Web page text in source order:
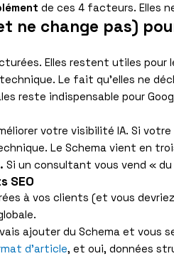
de ces 4 facteurs. Elles
ne change pas)
Elles restent utiles pour
Le fait qu’elles ne
reste indispensable pour
votre visibilité IA. Si
Le Schema vient en
Si un consultant vous vend «
SEO
à vos clients (et vous
ajouter du Schema et
d’article, et oui, données